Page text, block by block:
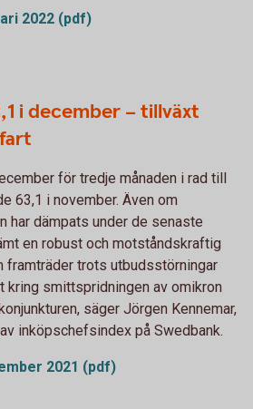
2022 (pdf)
i december – tillväxt
för tredje månaden i rad till
63,1 i november. Även om
har dämpats under de senaste
en robust och motståndskraftig
framträder trots utbudsstörningar
kring smittspridningen av omikron
säger Jörgen Kennemar,
inköpschefsindex på Swedbank.
2021 (pdf)